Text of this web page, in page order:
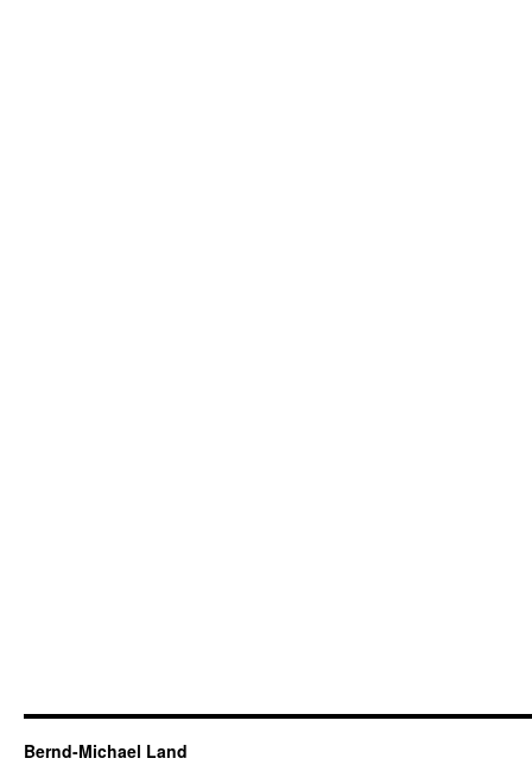
Bernd-Michael Land